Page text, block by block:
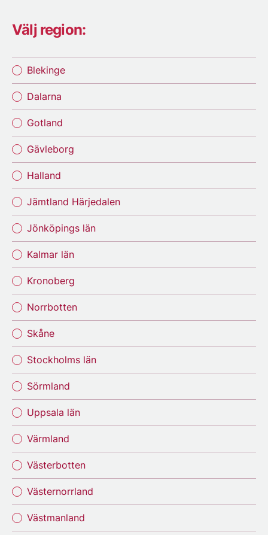
Välj region:
Blekinge
Dalarna
Gotland
Gävleborg
Halland
Jämtland Härjedalen
Jönköpings län
Kalmar län
Kronoberg
Norrbotten
Skåne
Stockholms län
Sörmland
Uppsala län
Värmland
Västerbotten
Västernorrland
Västmanland